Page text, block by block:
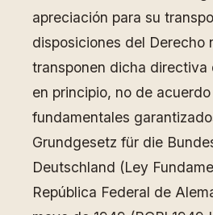
apreciación para su
disposiciones del Derecho
transponen dicha directiva
en principio, no de
fundamentales
Grundgesetz für die
Deutschland (Ley
República Federal de